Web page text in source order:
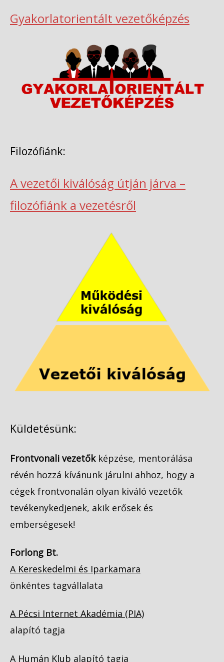
Gyakorlatorientált vezetőképzés
Filozófiánk:
A vezetői kiválóság útján járva –
filozófiánk a vezetésről
Küldetésünk:
Frontvonali vezetőkképzése, mentorálása
révén hozzá kívánunk járulni ahhoz, hogy a
cégek frontvonalán olyan kiváló vezetők
tevékenykedjenek, akik erősek és
emberségesek!
Forlong Bt.
A Kereskedelmi és Iparkamara
önkéntes tagvállalata
A Pécsi Internet Akadémia (PIA)
alapító tagja
A Humán Klub alapító tagja